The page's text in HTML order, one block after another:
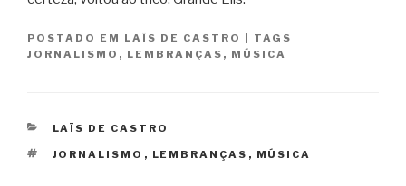
POSTADO EM LAÏS DE CASTRO
TAGS
JORNALISMO , LEMBRANÇAS , MÚSICA
CATEGORIAS
LAÏS DE CASTRO
TAGS
JORNALISMO , LEMBRANÇAS , MÚSICA